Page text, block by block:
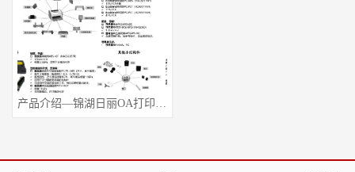
产品介绍—锦湖日丽OA打印机选材 V4